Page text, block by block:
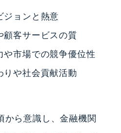
ジョンと熱意
顧客サービスの質
や市場での競争優位性
りや社会貢献活動
から意識し、金融機関